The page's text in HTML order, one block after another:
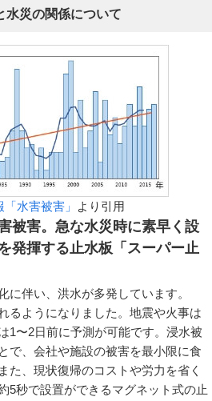
水災の関係について
水害被害」 より引用
被害。急な水災時に素早く設
発揮する止水板「スーパー止
に伴い、洪水が多発しています。
るようになりました。地震や火事は
1〜2日前に予測が可能です。浸水被
で、会社や施設の被害を最小限に食
た、現状復帰のコストや労力を省く
5秒で設置ができるマグネット式の止